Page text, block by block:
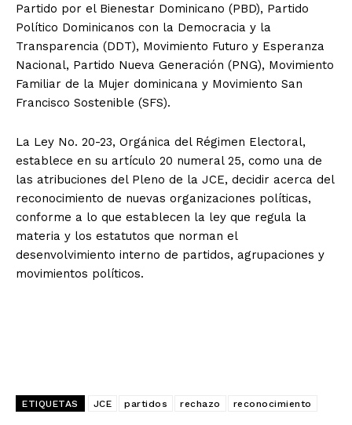
Partido por el Bienestar Dominicano (PBD), Partido
Político Dominicanos con la Democracia y la
Transparencia (DDT), Movimiento Futuro y Esperanza
Nacional, Partido Nueva Generación (PNG), Movimiento
Familiar de la Mujer dominicana y Movimiento San
Francisco Sostenible (SFS).
La Ley No. 20-23, Orgánica del Régimen Electoral,
establece en su artículo 20 numeral 25, como una de
las atribuciones del Pleno de la JCE, decidir acerca del
reconocimiento de nuevas organizaciones políticas,
conforme a lo que establecen la ley que regula la
materia y los estatutos que norman el
desenvolvimiento interno de partidos, agrupaciones y
movimientos políticos.
ETIQUETAS JCE partidos rechazo reconocimiento